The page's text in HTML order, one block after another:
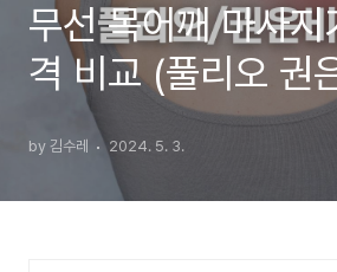
무선 목어깨 마사
격 비교 (풀리오 권
안마기)
by 김수레 2024. 5. 3.